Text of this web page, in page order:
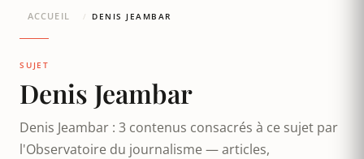
ACCUEIL / DENIS JEAMBAR
SUJET
Denis Jeambar
Denis Jeambar : 3 contenus consacrés à ce sujet par
l'Observatoire du journalisme — articles,